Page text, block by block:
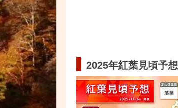
2025年紅葉見頃予想